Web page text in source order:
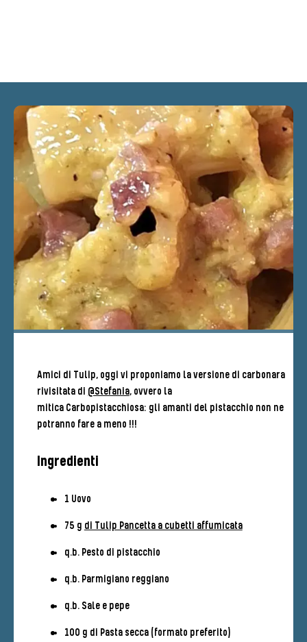
Amici di Tulip, oggi vi proponiamo la versione di carbonara
rivisitata di @Stefania, ovvero la
mitica Carbopistacchiosa: gli amanti del pistacchio non ne
potranno fare a meno !!!
Ingredienti
1 Uovo
75 g di Tulip Pancetta a cubetti affumicata
q.b. Pesto di pistacchio
q.b. Parmigiano reggiano
q.b. Sale e pepe
100 g di Pasta secca (formato preferito)